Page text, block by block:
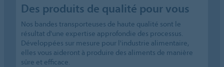
Des produits de qualité pour vous
Nos bandes transporteuses de haute qualité sont le
résultat d'une expertise approfondie des processus.
Développées sur mesure pour l'industrie alimentaire,
elles vous aideront à produire des aliments de manière
sûre et efficace.